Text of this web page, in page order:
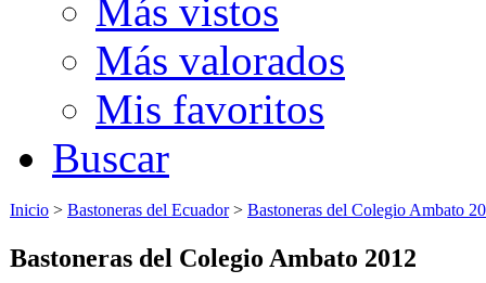
Más vistos
Más valorados
Mis favoritos
Buscar
Inicio > Bastoneras del Ecuador> Bastoneras del Colegio Ambato
Bastoneras del Colegio Ambato 2012